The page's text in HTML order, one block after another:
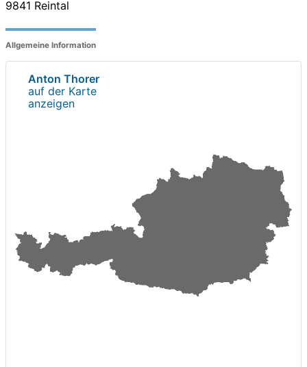
9841 Reintal
Allgemeine Information
Anton Thorer
auf der Karte
anzeigen